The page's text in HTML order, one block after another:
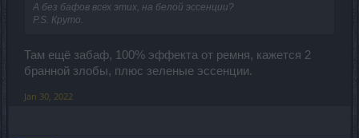
А без бафов всех этих, на белой эссенции?
P.S. Круто.
Там ещё забаф, 100% эффекта от ремня, кажется 2
бранной злобы, плюс зеленые эссенции.
Jan 30, 2022